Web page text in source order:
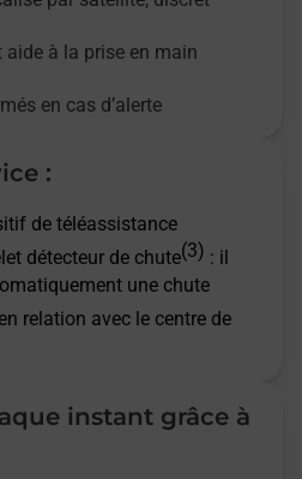
aide à la prise en main
en cas d’alerte
:
de téléassistance
détecteur de chute(3) : il
une chute
relation avec le centre de
instant grâce à